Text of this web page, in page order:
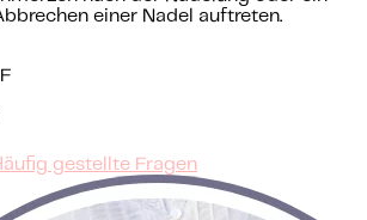
einer Nadel auftreten.
gestellte Fragen